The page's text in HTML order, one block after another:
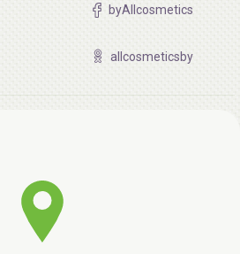
byAllcosmetics
allcosmeticsby